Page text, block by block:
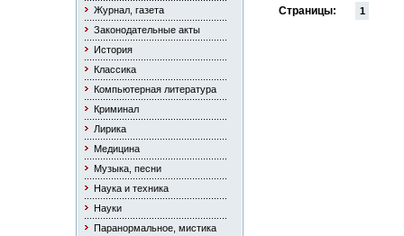
Журнал, газета
Законодательные акты
История
Классика
Компьютерная литература
Криминал
Лирика
Медицина
Музыка, песни
Наука и техника
Науки
Паранормальное, мистика
Страницы: 1